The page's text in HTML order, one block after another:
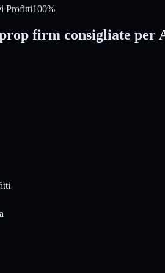
Profitti100%
firm consigliate per